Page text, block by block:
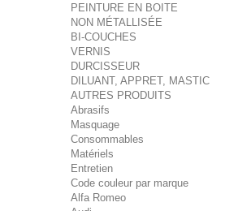
PEINTURE EN BOITE
NON MÉTALLISÉE
BI-COUCHES
VERNIS
DURCISSEUR
DILUANT, APPRET, MASTIC
AUTRES PRODUITS
Abrasifs
Masquage
Consommables
Matériels
Entretien
Code couleur par marque
Alfa Romeo